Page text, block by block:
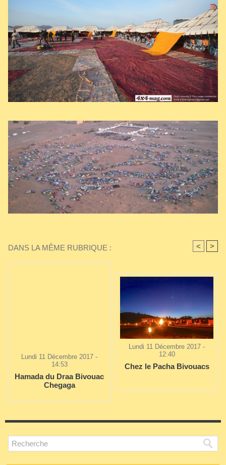
DANS LA MÊME RUBRIQUE : < >
Lundi 11 Décembre 2017 -
14:53
Hamada du Draa Bivouac
Chegaga
Lundi 11 Décembre 2017 -
12:40
Chez le Pacha Bivouacs